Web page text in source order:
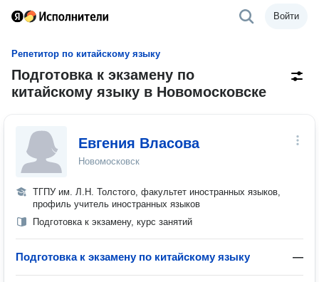
Войти
Репетитор по китайскому языку
Подготовка к экзамену по
китайскому языку в Новомосковске
Евгения Власова
Новомосковск
ТГПУ им. Л.Н. Толстого, факультет иностранных языков,
профиль учитель иностранных языков
Подготовка к экзамену, курс занятий
Подготовка к экзамену по китайскому языку —